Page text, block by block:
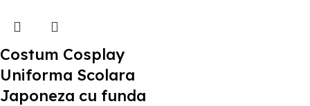
Costum Cosplay
Uniforma Scolara
Japoneza cu funda